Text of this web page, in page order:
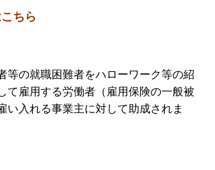
ちら
等の就職困難者をハローワーク等の紹
て雇用する労働者（雇用保険の一般被
い入れる事業主に対して助成されま